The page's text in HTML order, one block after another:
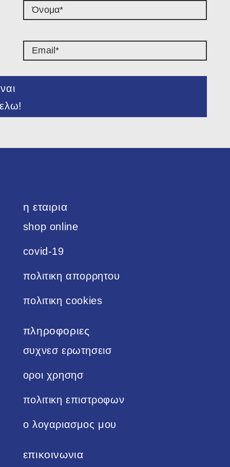
ναι
η εταιρια
shop online
covid-19
πολιτικη απορρητου
πολιτικη cookies
πληροφοριες
συχνεσ ερωτησεισ
οροι χρησησ
πολιτικη επιστροφων
ο λογαριασμος μου
επικοινωνια